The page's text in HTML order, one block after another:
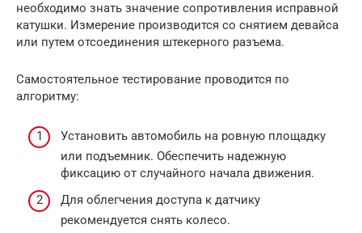
необходимо знать значение сопротивления исправной
катушки. Измерение производится со снятием девайса
или путем отсоединения штекерного разъема.
Самостоятельное тестирование проводится по
алгоритму:
Установить автомобиль на ровную площадку
или подъемник. Обеспечить надежную
фиксацию от случайного начала движения.
Для облегчения доступа к датчику
рекомендуется снять колесо.